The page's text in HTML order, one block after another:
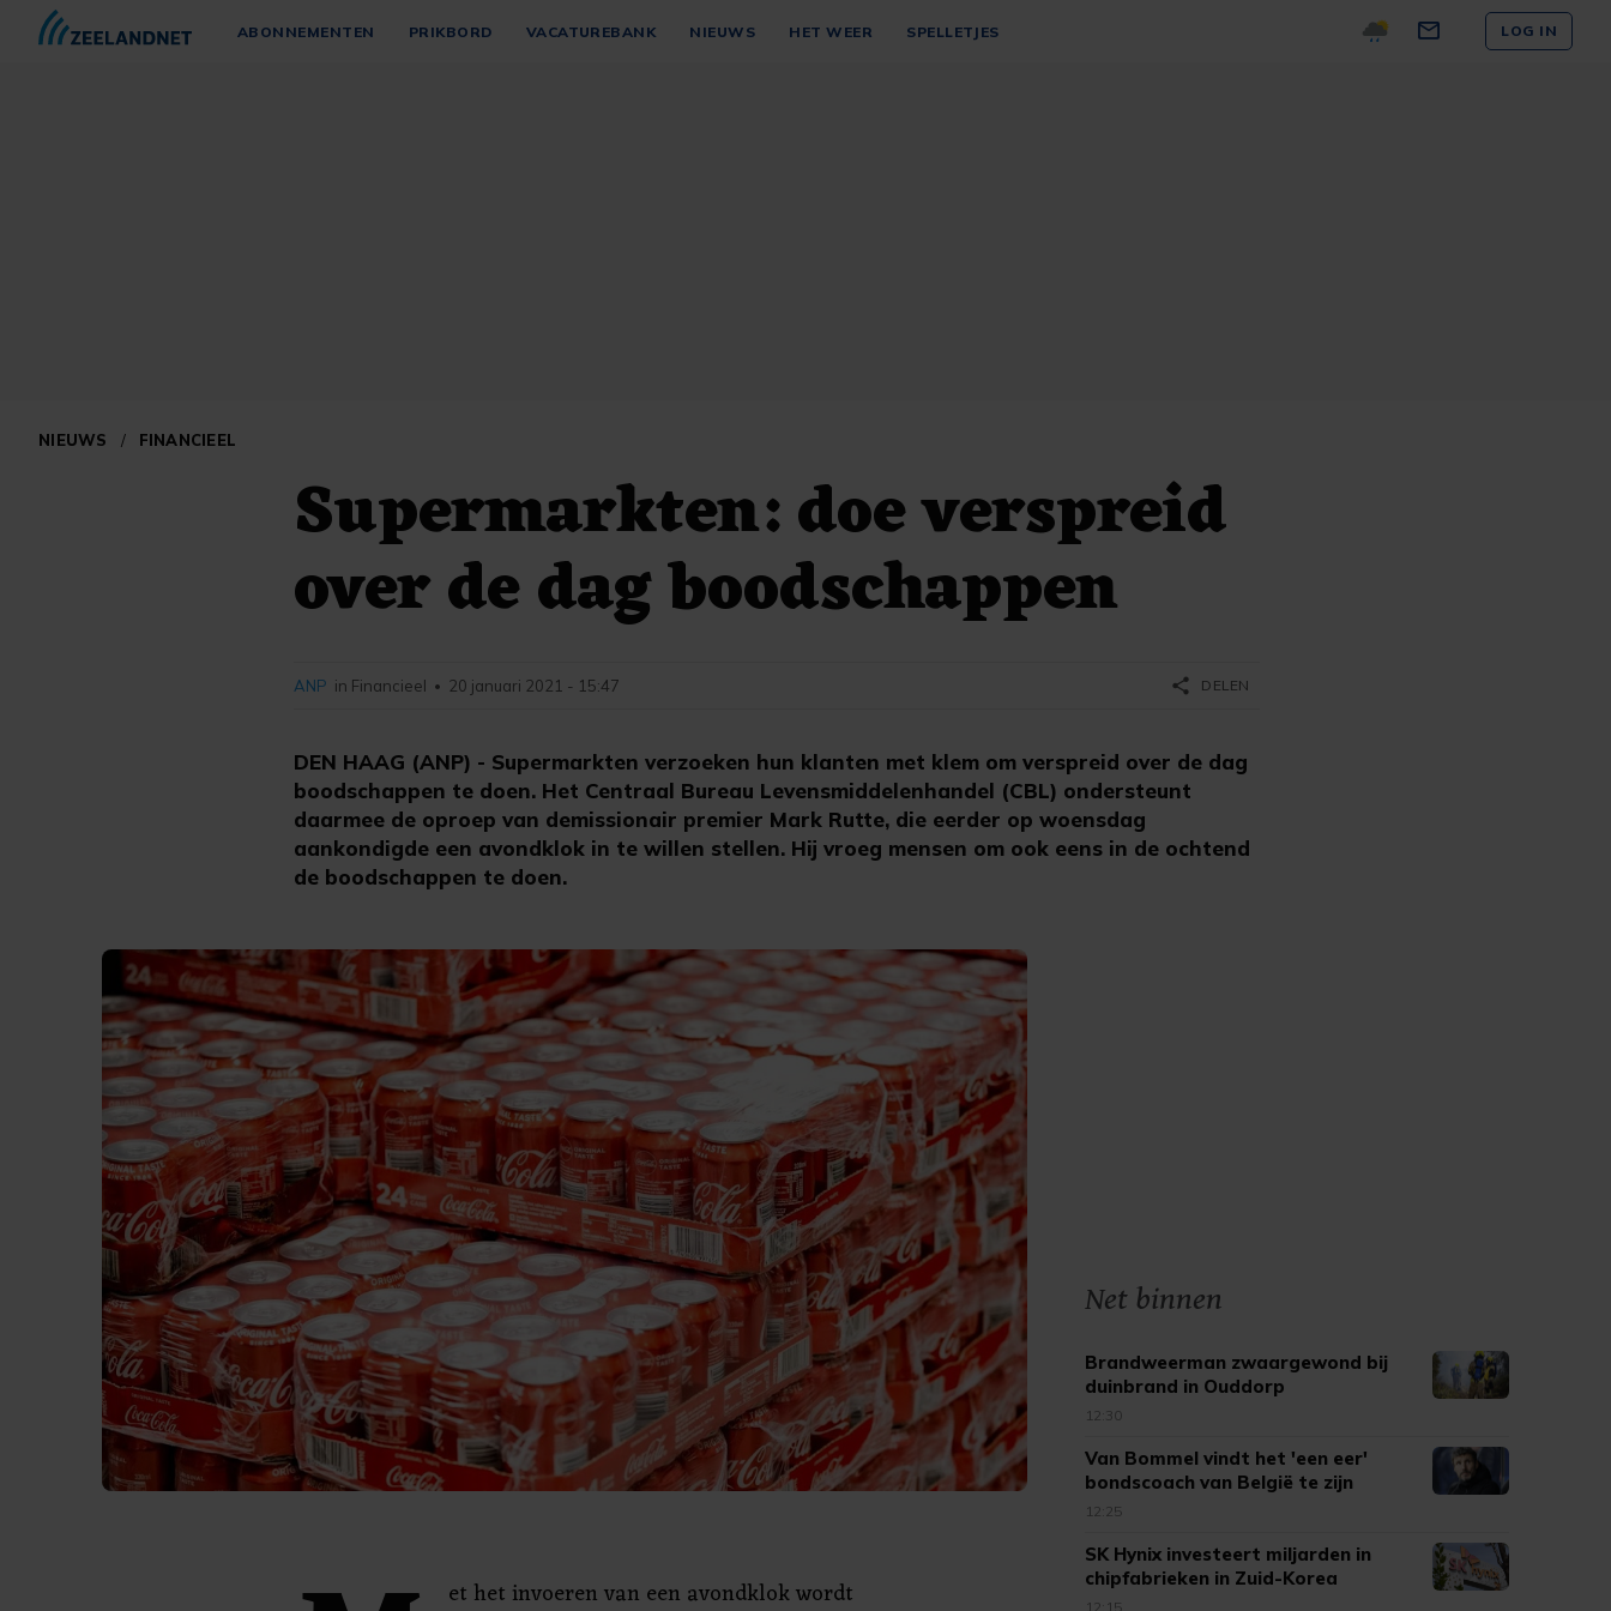
ABONNEMENTEN PRIKBORD VACATUREBANK NIEUWS HET WEER SPELLETJES LOG IN
NIEUWS / FINANCIEEL
Supermarkten: doe verspreid
over de dag boodschappen
DEN HAAG (ANP) - Supermarkten verzoeken hun klanten met klem om verspreid over de dag
boodschappen te doen. Het Centraal Bureau Levensmiddelenhandel (CBL) ondersteunt
daarmee de oproep van demissionair premier Mark Rutte, die eerder op woensdag
aankondigde een avondklok in te willen stellen. Hij vroeg mensen om ook eens in de ochtend
de boodschappen te doen.
ANP in Financieel • 20 januari 2021 - 15:47 share DELEN
et het invoeren van een avondklok wordt
Net binnen
Brandweerman zwaargewond bij
duinbrand in Ouddorp
12:30
Van Bommel vindt het 'een eer'
bondscoach van België te zijn
12:25
SK Hynix investeert miljarden in
chipfabrieken in Zuid-Korea
12:15